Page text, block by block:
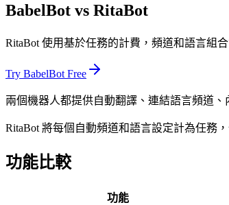
BabelBot vs RitaBot
RitaBot 使用基於任務的計費，頻道和語言組
Try BabelBot Free
兩個機器人都提供自動翻譯、連結語言頻道
RitaBot 將每個自動頻道和語言設定計為任務
功能比較
功能